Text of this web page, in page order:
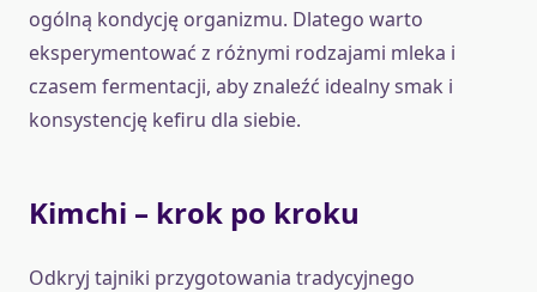
ogólną kondycję organizmu. Dlatego warto
eksperymentować z różnymi rodzajami mleka i
czasem fermentacji, aby znaleźć idealny smak i
konsystencję kefiru dla siebie.
Kimchi – krok po kroku
Odkryj tajniki przygotowania tradycyjnego